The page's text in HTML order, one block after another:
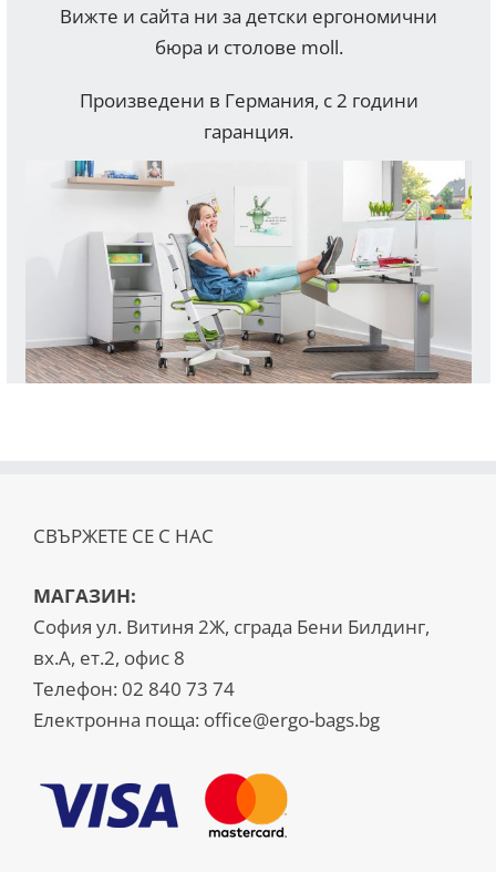
Вижте и сайта ни за детски ергономични
бюра и столове moll.
Произведени в Германия, с 2 години
гаранция.
СВЪРЖЕТЕ СЕ С НАС
МАГАЗИН:
София ул. Витиня 2Ж, сграда Бени Билдинг,
вх.А, ет.2, офис 8
Телефон: 02 840 73 74
Електронна поща: office@ergo-bags.bg